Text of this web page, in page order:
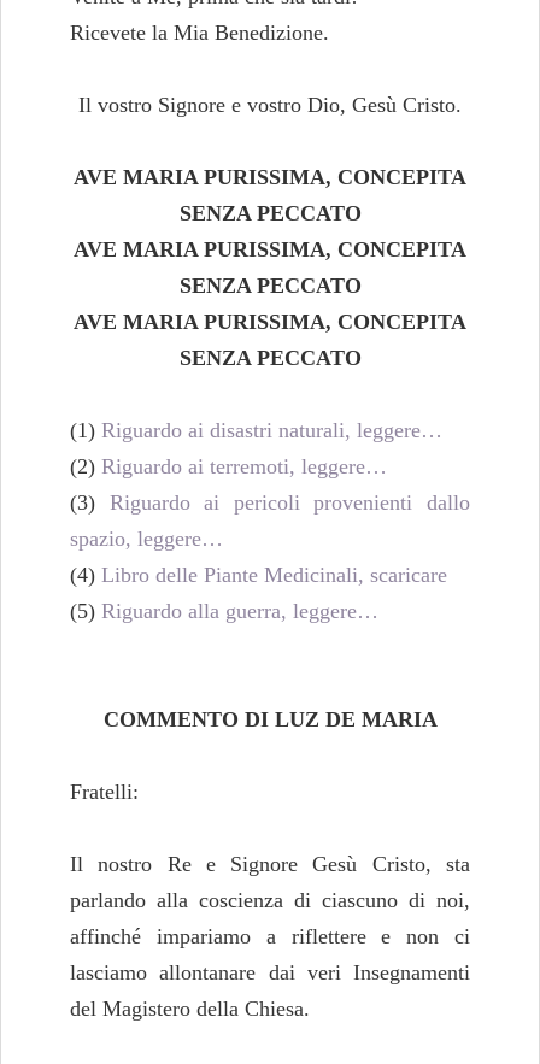
Ricevete la Mia Benedizione.
Il vostro Signore e vostro Dio, Gesù Cristo.
AVE MARIA PURISSIMA, CONCEPITA
SENZA PECCATO
AVE MARIA PURISSIMA, CONCEPITA
SENZA PECCATO
AVE MARIA PURISSIMA, CONCEPITA
SENZA PECCATO
(1) Riguardo ai disastri naturali, leggere…
(2) Riguardo ai terremoti, leggere…
(3) Riguardo ai pericoli provenienti dallo
spazio, leggere…
(4) Libro delle Piante Medicinali, scaricare
(5) Riguardo alla guerra, leggere…
COMMENTO DI LUZ DE MARIA
Fratelli:
Il nostro Re e Signore Gesù Cristo, sta
parlando alla coscienza di ciascuno di noi,
affinché impariamo a riflettere e non ci
lasciamo allontanare dai veri Insegnamenti
del Magistero della Chiesa.